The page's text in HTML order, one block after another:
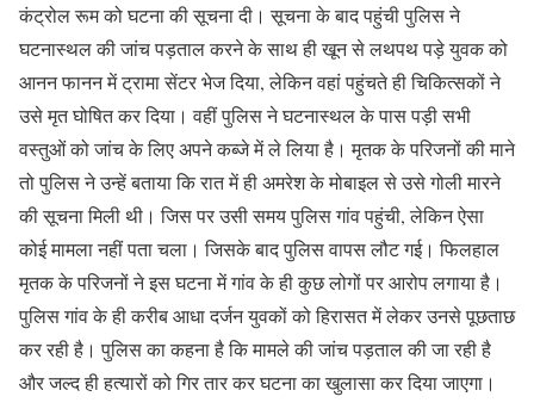
कंट्रोल रूम को घटना की सूचना दी। सूचना के बाद पहुंची पुलिस ने
घटनास्थल की जांच पड़ताल करने के साथ ही खून से लथपथ पड़े युवक को
आनन फानन में ट्रामा सेंटर भेज दिया, लेकिन वहां पहुंचते ही चिकित्सकों ने
उसे मृत घोषित कर दिया। वहीं पुलिस ने घटनास्थल के पास पड़ी सभी
वस्तुओं को जांच के लिए अपने कब्जे में ले लिया है। मृतक के परिजनों की माने
तो पुलिस ने उन्हें बताया कि रात में ही अमरेश के मोबाइल से उसे गोली मारने
की सूचना मिली थी। जिस पर उसी समय पुलिस गांव पहुंची, लेकिन ऐसा
कोई मामला नहीं पता चला। जिसके बाद पुलिस वापस लौट गई। फिलहाल
मृतक के परिजनों ने इस घटना में गांव के ही कुछ लोगों पर आरोप लगाया है।
पुलिस गांव के ही करीब आधा दर्जन युवकों को हिरासत में लेकर उनसे पूछताछ
कर रही है। पुलिस का कहना है कि मामले की जांच पड़ताल की जा रही है
और जल्द ही हत्यारों को गिर तार कर घटना का खुलासा कर दिया जाएगा।